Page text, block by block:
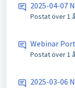
2025-04-07
Postatöver 1
Webinar
Postatöver 1
2025-03-06